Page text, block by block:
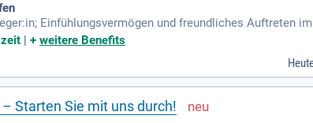
Einfühlungsvermögen und freundliches Auftreten im
und strukturierte Arbeitsweise; Zuverlässigkeit
|+weitere Benefits
Starten Sie mit uns durch!